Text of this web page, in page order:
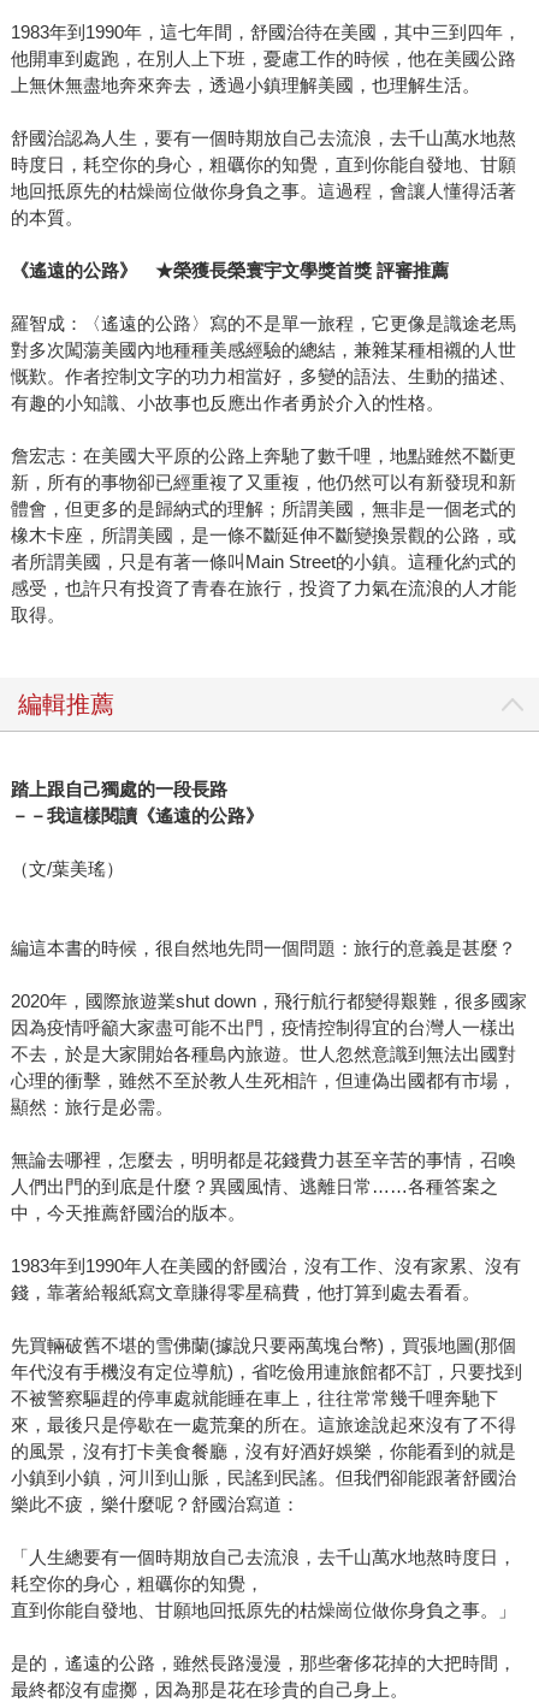
1983年到1990年，這七年間，舒國治待在美國，其中三到四年，
他開車到處跑，在別人上下班，憂慮工作的時候，他在美國公路
上無休無盡地奔來奔去，透過小鎮理解美國，也理解生活。
舒國治認為人生，要有一個時期放自己去流浪，去千山萬水地熬
時度日，耗空你的身心，粗礪你的知覺，直到你能自發地、甘願
地回抵原先的枯燥崗位做你身負之事。這過程，會讓人懂得活著
的本質。
《遙遠的公路》 ★榮獲長榮寰宇文學獎首獎 評審推薦
羅智成：〈遙遠的公路〉寫的不是單一旅程，它更像是識途老馬
對多次闖蕩美國內地種種美感經驗的總結，兼雜某種相襯的人世
慨歎。作者控制文字的功力相當好，多變的語法、生動的描述、
有趣的小知識、小故事也反應出作者勇於介入的性格。
詹宏志：在美國大平原的公路上奔馳了數千哩，地點雖然不斷更
新，所有的事物卻已經重複了又重複，他仍然可以有新發現和新
體會，但更多的是歸納式的理解；所謂美國，無非是一個老式的
橡木卡座，所謂美國，是一條不斷延伸不斷變換景觀的公路，或
者所謂美國，只是有著一條叫Main Street的小鎮。這種化約式的
感受，也許只有投資了青春在旅行，投資了力氣在流浪的人才能
取得。
編輯推薦
踏上跟自己獨處的一段長路
－－我這樣閱讀《遙遠的公路》
（文/葉美瑤）
編這本書的時候，很自然地先問一個問題：旅行的意義是甚麼？
2020年，國際旅遊業shut down，飛行航行都變得艱難，很多國家
因為疫情呼籲大家盡可能不出門，疫情控制得宜的台灣人一樣出
不去，於是大家開始各種島內旅遊。世人忽然意識到無法出國對
心理的衝擊，雖然不至於教人生死相許，但連偽出國都有市場，
顯然：旅行是必需。
無論去哪裡，怎麼去，明明都是花錢費力甚至辛苦的事情，召喚
人們出門的到底是什麼？異國風情、逃離日常……各種答案之
中，今天推薦舒國治的版本。
1983年到1990年人在美國的舒國治，沒有工作、沒有家累、沒有
錢，靠著給報紙寫文章賺得零星稿費，他打算到處去看看。
先買輛破舊不堪的雪佛蘭(據說只要兩萬塊台幣)，買張地圖(那個
年代沒有手機沒有定位導航)，省吃儉用連旅館都不訂，只要找到
不被警察驅趕的停車處就能睡在車上，往往常常幾千哩奔馳下
來，最後只是停歇在一處荒棄的所在。這旅途說起來沒有了不得
的風景，沒有打卡美食餐廳，沒有好酒好娛樂，你能看到的就是
小鎮到小鎮，河川到山脈，民謠到民謠。但我們卻能跟著舒國治
樂此不疲，樂什麼呢？舒國治寫道：
「人生總要有一個時期放自己去流浪，去千山萬水地熬時度日，
耗空你的身心，粗礪你的知覺，
直到你能自發地、甘願地回抵原先的枯燥崗位做你身負之事。」
是的，遙遠的公路，雖然長路漫漫，那些奢侈花掉的大把時間，
最終都沒有虛擲，因為那是花在珍貴的自己身上。